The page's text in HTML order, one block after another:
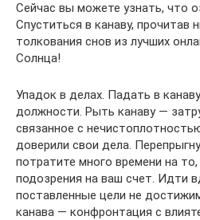
Сейчас вы можете узнать, что
Спуститься в канаву, прочитав
толкования снов из лучших
Солнца!
Упадок в делах. Падать в
должности. Рыть канаву —
связанное с
доверили свои дела.
потратите много времени на
подозрения на ваш счет. Идти
поставленные цели не
канава — конфронтация с